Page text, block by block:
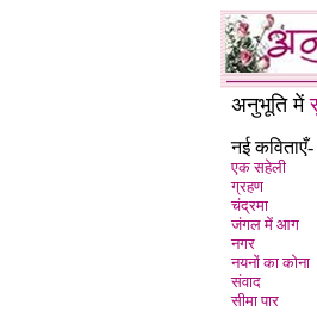
अनुभूति में
नई कविताएँ-
एक सहेली
ग्रहण
चंद्रमा
जंगल में आग
नगर
नयनों का कोना
संवाद
सीमा पार